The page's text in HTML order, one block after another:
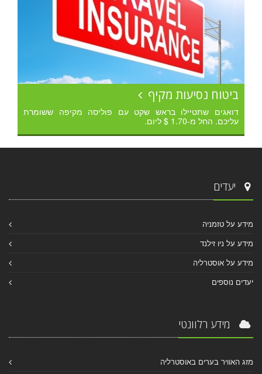
ביטוח נסיעות מקיף
דואגים שתטיילו בראש שקט עם פוליסה מקיפה ששומרת
עליכם. החל מ-1.70 $ ליום.
יעדים
מידע על טזמניה
מידע על ניו זילנד
מידע על אוסטרליה
יעדים נוספים
מידע רלוונטי
מזג האוויר בערים באוסטרליה